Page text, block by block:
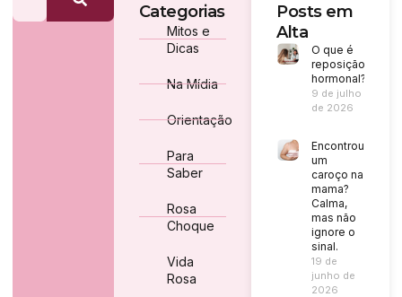
Categorias
Mitos e
Dicas
Na Mídia
Orientação
Para
Saber
Rosa
Choque
Vida
Rosa
Posts em
Alta
O que é
reposição
hormonal?
9 de julho
de 2026
Encontrou
um
caroço na
mama?
Calma,
mas não
ignore o
sinal.
19 de
junho de
2026